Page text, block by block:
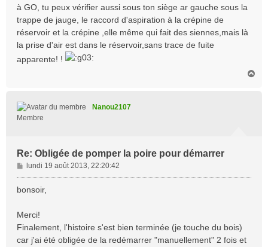
à GO, tu peux vérifier aussi sous ton siège ar gauche sous la
trappe de jauge, le raccord d'aspiration à la crépine de
réservoir et la crépine ,elle même qui fait des siennes,mais là
la prise d'air est dans le réservoir,sans trace de fuite
apparente! !
Nanou2107
Membre
Re: Obligée de pomper la poire pour démarrer
M
e
s
g
e
lundi 19 août 2013, 22:20:42
bonsoir,
Merci!
Finalement, l'histoire s'est bien terminée (je touche du bois)
car j'ai été obligée de la redémarrer "manuellement" 2 fois et